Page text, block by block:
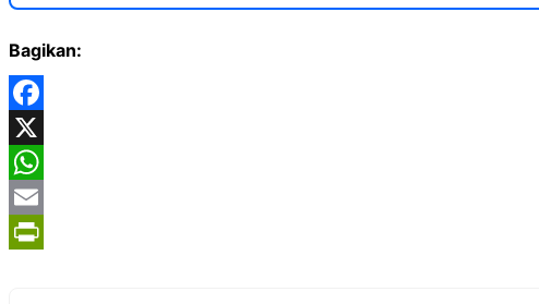
Bagikan:
Facebook
X
WhatsApp
Email